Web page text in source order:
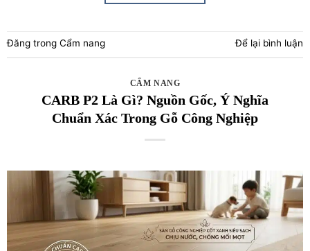
Đăng trong Cẩm nang Để lại bình luận
CẨM NANG
CARB P2 Là Gì? Nguồn Gốc, Ý Nghĩa
Chuẩn Xác Trong Gỗ Công Nghiệp